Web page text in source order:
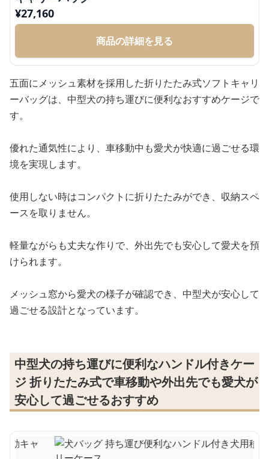
¥27,160
商品の詳細を見る
五面にメッシュ素材を採用した折りたたみ式ソフトキャリ
ーバッグは、中型犬の持ち運びに便利なおすすめケージで
す。
優れた通気性により、車移動中も愛犬が快適に過ごせる環
境を実現します。
使用しない時はコンパクトに折りたたみができ、収納スペ
ースを取りません。
軽量ながらも丈夫な作りで、外出先でも安心して愛犬を預
けられます。
メッシュ窓から愛犬の様子が確認でき、中型犬が安心して
過ごせる設計となっています。
中型犬の持ち運びに便利なハンドル付きケー
ジ 折りたたみ式で車移動や外出先でも愛犬が
安心して過ごせるおすすめ